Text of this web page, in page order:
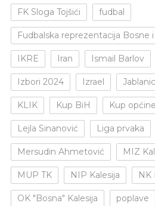
FK Sloga Tojšići fudbal
Fudbalska reprezentacija Bosne
IKRE Iran Ismail Barlov
Izbori 2024 Izrael
KLIK Kup BiH Kup
Lejla Sinanović Liga prvaka
Mersudin Ahmetović MIZ
MUP TK NIP Kalesija NK
OK "Bosna" Kalesija poplave